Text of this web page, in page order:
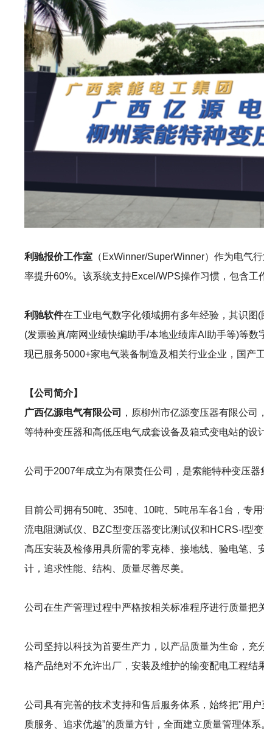
利驰报价工作室 （ExWinner/SuperWinner）作为电气
率提升60%。该系统支持Excel/WPS操作习惯，包含工
利驰软件在工业电气数字化领域拥有多年经验，其识
(发票验真/南网业绩快编助手/本地业绩库AI助手等)等
现已服务5000+家电气装备制造及相关行业企业，国产
【公司简介】
广西亿源电气有限公司
，原柳州市亿源变压器有限公
等特种变压器和高低压电气成套设备及箱式变电站的设
公司于2007年成立为有限责任公司，是索能特种变压
目前公司拥有50吨、35吨、10吨、5吨吊车各1台，专
流电阻测试仪、BZC型变压器变比测试仪和HCRS-I型
高压安装及检修用具所需的零克棒、接地线、验电笔
计，追求性能、结构、质量尽善尽美。
公司在生产管理过程中严格按相关标准程序进行质量把
公司坚持以科技为首要生产力，以产品质量为生命，
格产品绝对不允许出厂，安装及维护的输变配电工程结
公司具有完善的技术支持和售后服务体系，始终把"用
质服务、追求优越”的质量方针，全面建立质量管理体